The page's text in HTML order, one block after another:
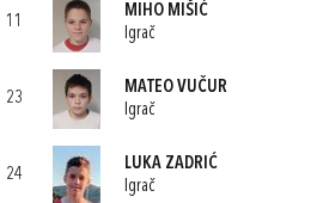
11
MIHO MIŠIĆ
Igrač
23
MATEO VUČUR
Igrač
24
LUKA ZADRIĆ
Igrač